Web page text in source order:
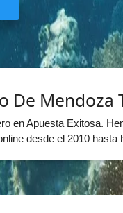
De
en Apuesta Exitosa.
desde el 2010 hasta